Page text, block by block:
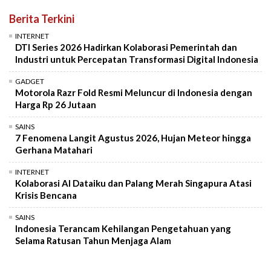
Berita Terkini
INTERNET
DTI Series 2026 Hadirkan Kolaborasi Pemerintah dan
Industri untuk Percepatan Transformasi Digital Indonesia
GADGET
Motorola Razr Fold Resmi Meluncur di Indonesia dengan
Harga Rp 26 Jutaan
SAINS
7 Fenomena Langit Agustus 2026, Hujan Meteor hingga
Gerhana Matahari
INTERNET
Kolaborasi AI Dataiku dan Palang Merah Singapura Atasi
Krisis Bencana
SAINS
Indonesia Terancam Kehilangan Pengetahuan yang
Selama Ratusan Tahun Menjaga Alam